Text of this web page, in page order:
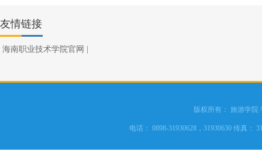
友情链接
海南职业技术学院官网
版权所有： 旅游学院
电话： 0898-31930628，31930630 传真：